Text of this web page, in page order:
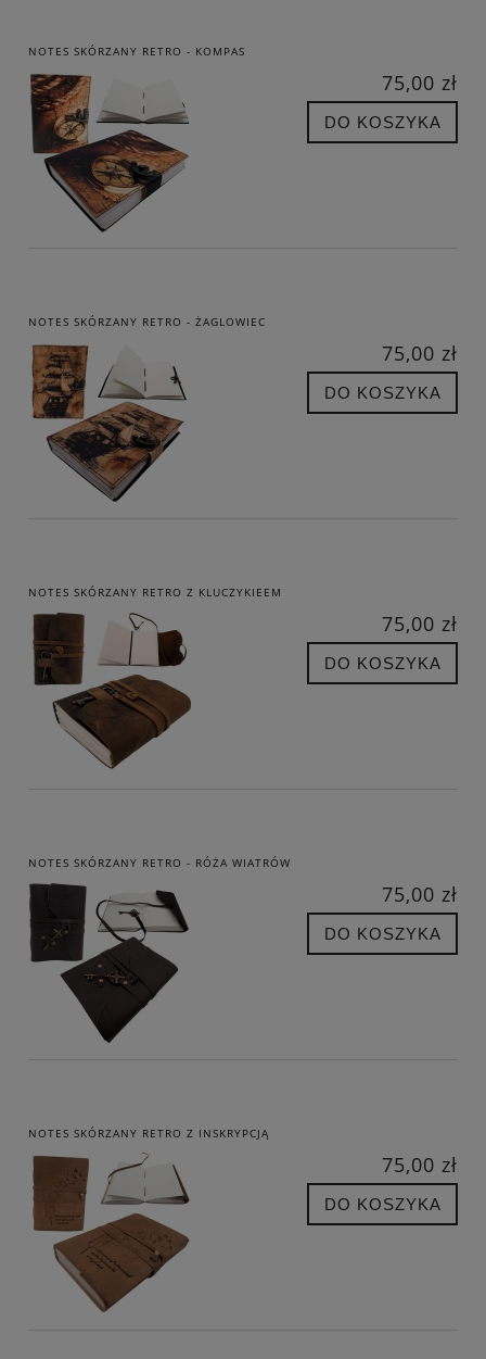
NOTES SKÓRZANY RETRO - KOMPAS
75,00 zł
DO KOSZYKA
NOTES SKÓRZANY RETRO - ŻAGLOWIEC
75,00 zł
DO KOSZYKA
NOTES SKÓRZANY RETRO Z KLUCZYKIEEM
75,00 zł
DO KOSZYKA
NOTES SKÓRZANY RETRO - RÓŻA WIATRÓW
75,00 zł
DO KOSZYKA
NOTES SKÓRZANY RETRO Z INSKRYPCJĄ
75,00 zł
DO KOSZYKA